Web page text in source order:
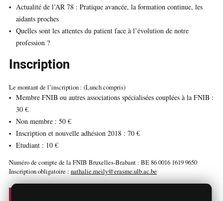
Actualité de l’AR 78 : Pratique avancée, la formation continue, les
aidants proches
Quelles sont les attentes du patient face à l’évolution de notre
profession ?
Inscription
Le montant de l’inscription : (Lunch compris)
Membre FNIB ou autres associations spécialisées couplées à la FNIB :
30 €
Non membre : 50 €
Inscription et nouvelle adhésion 2018 : 70 €
Etudiant : 10 €
Numéro de compte de la FNIB Bruxelles-Brabant : BE 86 0016 1619 9650
Inscription obligatoire : nathalie.meily@erasme.ulb.ac.be